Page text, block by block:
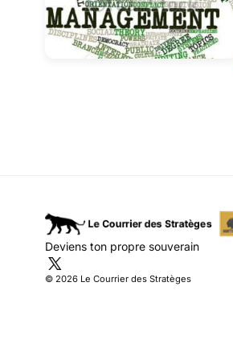
Deviens ton propre souverain
© 2026 Le Courrier des Stratèges